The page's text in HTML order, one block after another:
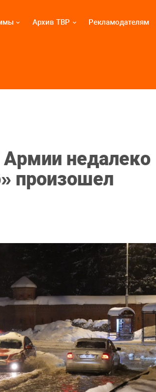
Архив ТВР Рекламодателям
Армии недалеко
произошел